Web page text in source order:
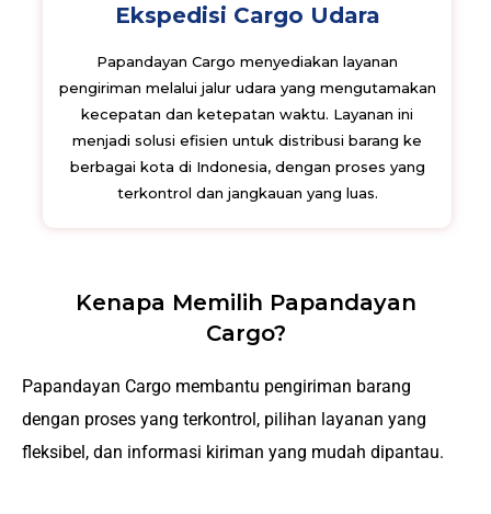
Ekspedisi Cargo Udara
Papandayan Cargo menyediakan layanan
pengiriman melalui jalur udara yang mengutamakan
kecepatan dan ketepatan waktu. Layanan ini
menjadi solusi efisien untuk distribusi barang ke
berbagai kota di Indonesia, dengan proses yang
terkontrol dan jangkauan yang luas.
Kenapa Memilih Papandayan
Cargo?
Papandayan Cargo membantu pengiriman barang
dengan proses yang terkontrol, pilihan layanan yang
fleksibel, dan informasi kiriman yang mudah dipantau.